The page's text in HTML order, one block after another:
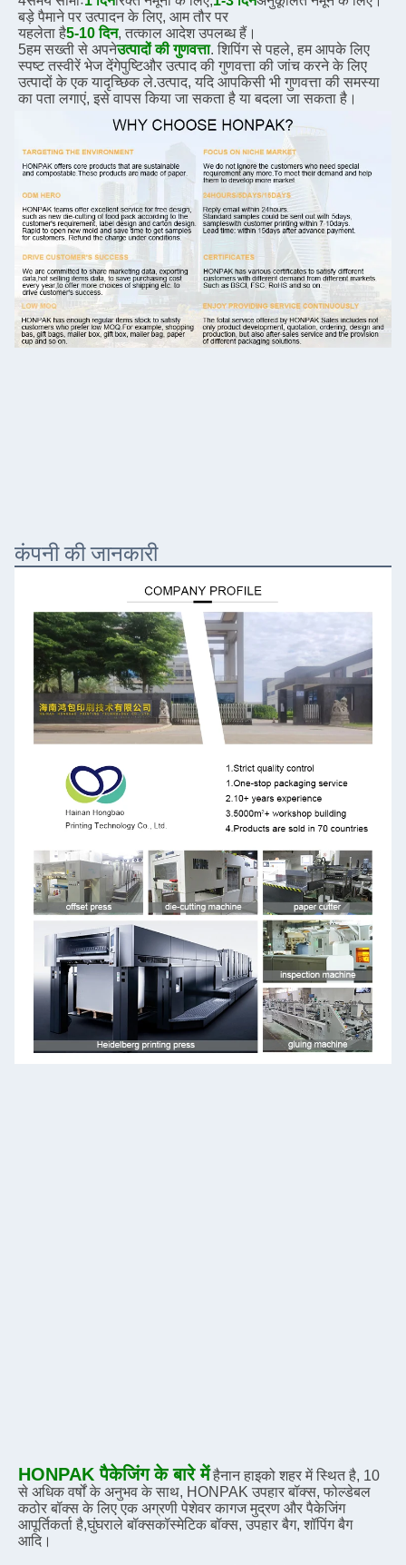
बड़े पैमाने पर उत्पादन के लिए, आम तौर पर
यहलेता है5-10 दिन, तत्काल आदेश उपलब्ध हैं।
5हम सख्ती से अपनेउत्पादों की गुणवत्ता. शिपिंग से पहले, हम आपके लिए
स्पष्ट तस्वीरें भेज देंगेपुष्टिऔर उत्पाद की गुणवत्ता की जांच करने के लिए
उत्पादों के एक यादृच्छिक ले.उत्पाद, यदि आपकिसी भी गुणवत्ता की समस्या
का पता लगाएं, इसे वापस किया जा सकता है या बदला जा सकता है।
कंपनी की जानकारी
HONPAK पैकेजिंग के बारे में हैनान हाइको शहर में स्थित है, 10
से अधिक वर्षों के अनुभव के साथ, HONPAK उपहार बॉक्स, फोल्डेबल
कठोर बॉक्स के लिए एक अग्रणी पेशेवर कागज मुद्रण और पैकेजिंग
आपूर्तिकर्ता है,घुंघराले बॉक्सकॉस्मेटिक बॉक्स, उपहार बैग, शॉपिंग बैग
आदि।